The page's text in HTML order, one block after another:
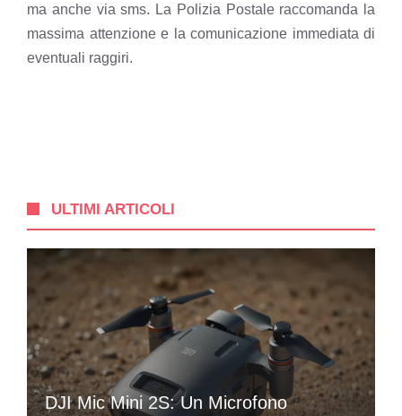
ma anche via sms. La Polizia Postale raccomanda la
massima attenzione e la comunicazione immediata di
eventuali raggiri.
ULTIMI ARTICOLI
DJI Mic Mini 2S: Un Microfono